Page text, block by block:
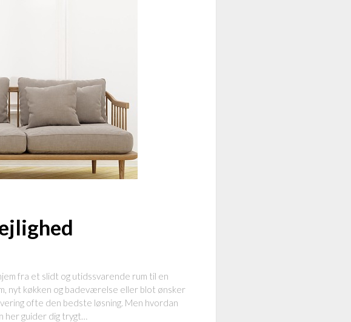
fra et slidt og utidssvarende rum til en
nyt køkken og badeværelse eller blot ønsker
ofte den bedste løsning. Men hvordan
her guider dig trygt…